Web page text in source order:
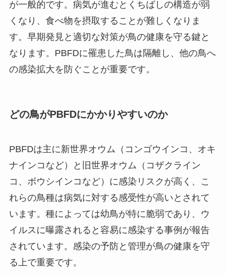
が一般的です。病気が進むとくちばしの構造が弱
くなり、食べ物を摂取することが難しくなりま
す。早期発見と適切な対策が鳥の健康を守る鍵と
なります。PBFDに罹患した鳥は隔離し、他の鳥へ
の感染拡大を防ぐことが重要です。
どの鳥がPBFDにかかりやすいのか
PBFDは主に新世界オウム（コンゴウインコ、オキ
ナインコなど）と旧世界オウム（コザクライン
コ、ボウシインコなど）に感染リスクが高く、こ
れらの鳥種は病気に対する感受性が高いとされて
います。種によっては幼鳥が特に脆弱であり、ウ
イルスに曝露されると容易に感染する事例が報告
されています。感染の予防と管理が鳥の健康を守
る上で重要です。